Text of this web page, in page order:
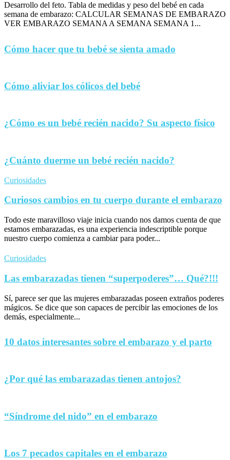
Desarrollo del feto. Tabla de medidas y peso del bebé en cada
semana de embarazo: CALCULAR SEMANAS DE EMBARAZO
VER EMBARAZO SEMANA A SEMANA SEMANA 1...
Cómo hacer que tu bebé se sienta amado
Cómo aliviar los cólicos del bebé
¿Cómo es un bebé recién nacido? Su aspecto físico
¿Cuánto duerme un bebé recién nacido?
Curiosidades
Curiosos cambios en tu cuerpo durante el embarazo
Todo este maravilloso viaje inicia cuando nos damos cuenta de que
estamos embarazadas, es una experiencia indescriptible porque
nuestro cuerpo comienza a cambiar para poder...
Curiosidades
Las embarazadas tienen “superpoderes”… Qué?!!!
Sí, parece ser que las mujeres embarazadas poseen extraños poderes
mágicos. Se dice que son capaces de percibir las emociones de los
demás, especialmente...
10 datos interesantes sobre el embarazo y el parto
¿Por qué las embarazadas tienen antojos?
“Síndrome del nido” en el embarazo
Los 7 pecados capitales en el embarazo